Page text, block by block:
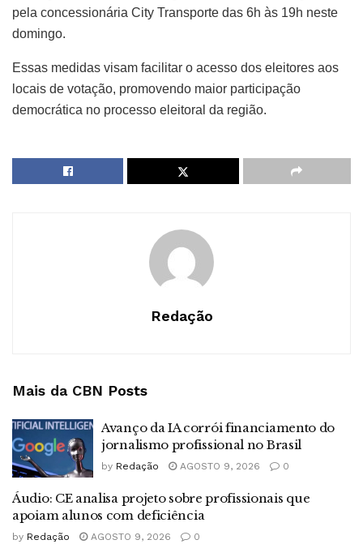
pela concessionária City Transporte das 6h às 19h neste
domingo.
Essas medidas visam facilitar o acesso dos eleitores aos
locais de votação, promovendo maior participação
democrática no processo eleitoral da região.
Redação
Mais da CBN Posts
Avanço da IA corrói financiamento do
jornalismo profissional no Brasil
by Redação AGOSTO 9, 2026 0
Áudio: CE analisa projeto sobre profissionais que
apoiam alunos com deficiência
by Redação AGOSTO 9, 2026 0